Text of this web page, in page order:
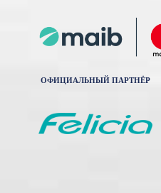
ОФИЦИАЛЬНЫЙ ПАРТНЁР